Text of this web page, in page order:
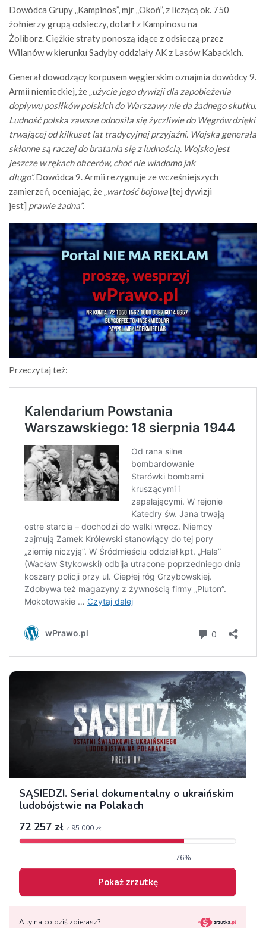
Dowódca Grupy „Kampinos”, mjr „Okoń”, z liczącą ok. 750
żołnierzy grupą odsieczy, dotarł z Kampinosu na
Żoliborz. Ciężkie straty ponoszą idące z odsieczą przez
Wilanów w kierunku Sadyby oddziały AK z Lasów Kabackich.
Generał dowodzący korpusem węgierskim oznajmia dowódcy 9.
Armii niemieckiej, że „użycie jego dywizji dla zapobieżenia
dopływu posiłków polskich do Warszawy nie da żadnego skutku.
Ludność polska zawsze odnosiła się życzliwie do Węgrów dzięki
trwającej od kilkuset lat tradycyjnej przyjaźni. Wojska generała
skłonne są raczej do bratania się z ludnością. Wojsko jest
jeszcze w rękach oficerów, choć nie wiadomo jak
długo”.Dowódca 9. Armii rezygnuje ze wcześniejszych
zamierzeń, oceniając, że „wartość bojowa[tej dywizji
jest] prawie żadna”.
Przeczytaj też: